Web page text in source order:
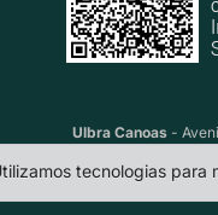
Ulbra Canoas-
tecnologias para